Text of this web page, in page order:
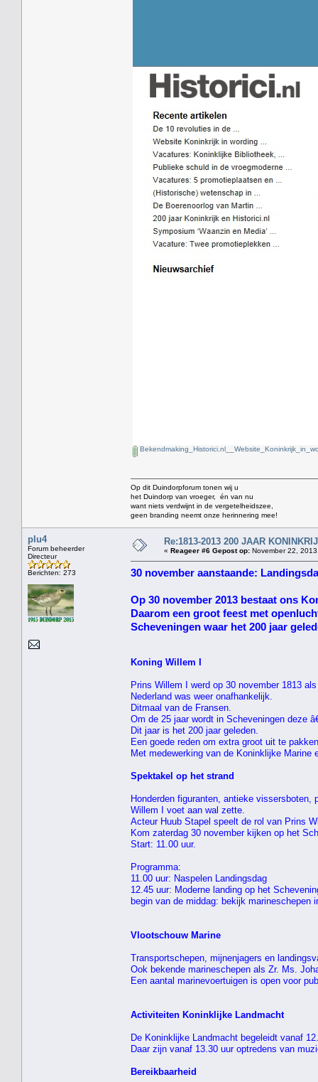
Op dit Duindorpforum tonen wij u
het Duindorp van vroeger, én van nu
want niets verdwijnt in de vergetelheidszee,
geen branding neemt onze herinnering mee!
plu4
Forum beheerder
Directeur
Berichten: 273
Re:1813-2013 200 JAAR
« Reageer #6 Gepost op: November 22,
30 november aanstaande:
Op 30 november 2013 bestaat ons
Daarom een groot feest met
Scheveningen waar het 200 jaar
Koning Willem I
Prins Willem I werd op 30 november 1813
Nederland was weer onafhankelijk.
Ditmaal van de Fransen.
Om de 25 jaar wordt in Scheveningen deze
Dit jaar is het 200 jaar geleden.
Een goede reden om extra groot uit te
Met medewerking van de Koninklijke Marine
Spektakel op het strand
Honderden figuranten, antieke vissersboten,
Willem I voet aan wal zette.
Acteur Huub Stapel speelt de rol van Prins
Kom zaterdag 30 november kijken op het
Start: 11.00 uur.
Programma:
11.00 uur: Naspelen Landingsdag
12.45 uur: Moderne landing op het
begin van de middag: bekijk marineschepen
Vlootschouw Marine
Transportschepen, mijnenjagers en
Ook bekende marineschepen als Zr. Ms.
Een aantal marinevoertuigen is open voor
Activiteiten Koninklijke Landmacht
De Koninklijke Landmacht begeleidt vanaf
Daar zijn vanaf 13.30 uur optredens van
Bereikbaarheid